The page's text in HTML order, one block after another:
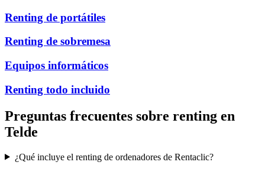
Renting de portátiles
Renting de sobremesa
Equipos informáticos
Renting todo incluido
Preguntas frecuentes sobre renting en
Telde
¿Qué incluye el renting de ordenadores de Rentaclic?